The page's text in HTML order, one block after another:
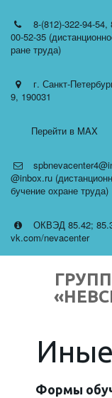
8-(812)-322-94-54,
00-52-35
ране труда)
г. Санкт-
9, 190031
Перейти в MAX
@inbox.ru
бучение охране труда)
ОКВЭД 85.42;
vk.com/nevacenter
Формы